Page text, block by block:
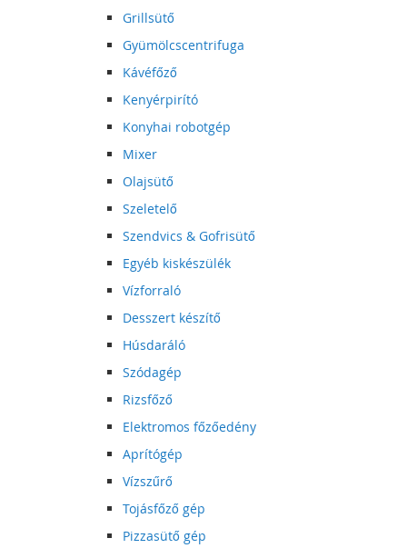
Grillsütő
Gyümölcscentrifuga
Kávéfőző
Kenyérpirító
Konyhai robotgép
Mixer
Olajsütő
Szeletelő
Szendvics & Gofrisütő
Egyéb kiskészülék
Vízforraló
Desszert készítő
Húsdaráló
Szódagép
Rizsfőző
Elektromos főzőedény
Aprítógép
Vízszűrő
Tojásfőző gép
Pizzasütő gép